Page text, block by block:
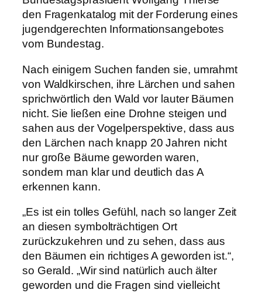
den Fragenkatalog mit der Forderung eines
jugendgerechten Informationsangebotes
vom Bundestag.
Nach einigem Suchen fanden sie, umrahmt
von Waldkirschen, ihre Lärchen und sahen
sprichwörtlich den Wald vor lauter Bäumen
nicht. Sie ließen eine Drohne steigen und
sahen aus der Vogelperspektive, dass aus
den Lärchen nach knapp 20 Jahren nicht
nur große Bäume geworden waren,
sondern man klar und deutlich das A
erkennen kann.
„Es ist ein tolles Gefühl, nach so langer Zeit
an diesen symbolträchtigen Ort
zurückzukehren und zu sehen, dass aus
den Bäumen ein richtiges A geworden ist.“,
so Gerald. „Wir sind natürlich auch älter
geworden und die Fragen sind vielleicht